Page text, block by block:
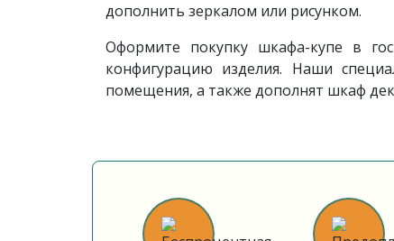
дополнить зеркалом или рисунком.
Оформите покупку шкафа-купе в
конфигурацию изделия. Наши
помещения, а также дополнят шкаф